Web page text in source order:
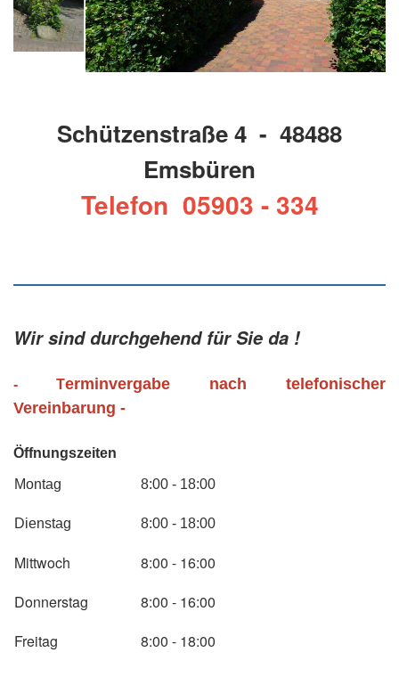
Kontakt & Anfahrt
Schützenstraße 4 - 48488
Emsbüren
Telefon 05903 - 334
Wir sind durchgehend für Sie da !
- Terminvergabe nach telefonischer
Vereinbarung -
Öffnungszeiten
Montag 8:00 - 18:00
Dienstag 8:00 - 18:00
Mittwoch
8:00 - 16:00
Donnerstag
8:00 - 16:00
Freitag
8:00 - 18:00